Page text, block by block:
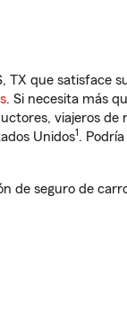
TX que satisface
. Si necesita más
viajeros de
Unidos1.
de seguro de